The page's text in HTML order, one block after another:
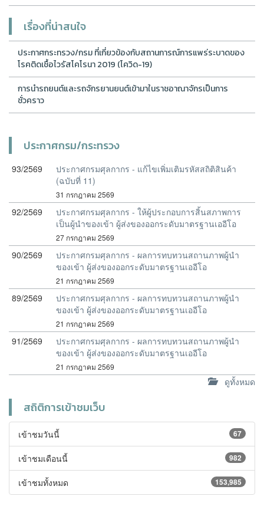
เรื่องที่น่าสนใจ
ประกาศกระทรวง/กรม ที่เกี่ยวข้องกับสถานการณ์การแพร่ระบาดของ
โรคติดเชื้อไวรัสโคโรนา 2019 (โควิด-19)
การนำรถยนต์และรถจักรยานยนต์เข้ามาในราชอาณาจักรเป็นการ
ชั่วคราว
ประกาศกรม/กระทรวง
93/2569
ประกาศกรมศุลกากร - แก้ไขเพิ่มเติมรหัสสถิติสินค้า
(ฉบับที่ 11)
31 กรกฎาคม 2569
92/2569
ประกาศกรมศุลกากร - ให้ผู้ประกอบการสิ้นสภาพการ
เป็นผู้นำของเข้า ผู้ส่งของออกระดับมาตรฐานเออีโอ
27 กรกฎาคม 2569
90/2569
ประกาศกรมศุลกากร - ผลการทบทวนสถานภาพผู้นำ
ของเข้า ผู้ส่งของออกระดับมาตรฐานเออีโอ
21 กรกฎาคม 2569
89/2569
ประกาศกรมศุลกากร - ผลการทบทวนสถานภาพผู้นำ
ของเข้า ผู้ส่งของออกระดับมาตรฐานเออีโอ
21 กรกฎาคม 2569
91/2569
ประกาศกรมศุลกากร - ผลการทบทวนสถานภาพผู้นำ
ของเข้า ผู้ส่งของออกระดับมาตรฐานเออีโอ
21 กรกฎาคม 2569
ดูทั้งหมด
สถิติการเข้าชมเว็บ
67
เข้าชมวันนี้
982
เข้าชมเดือนนี้
153,985
เข้าชมทั้งหมด